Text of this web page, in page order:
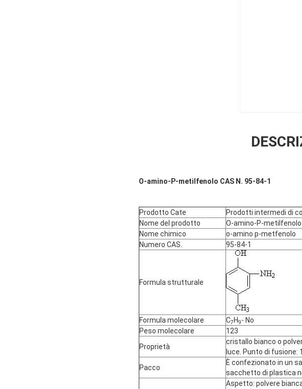
O-amino-P-metilfenolo CAS N. 95-84-1
Prodotto Cate
Prodotti intermedi di
Nome del prodotto
O-amino-P-metilfenolo
Nome chimico
o-amino p-metfenolo
Numero CAS.
95-84-1
Formula strutturale
Formula molecolare C7 H9- No
Peso molecolare
123
Proprietà
cristallo bianco o
luce. Punto di fusione:
Pacco
È confezionato in un
sacchetto di plastica
Aspetto: polvere